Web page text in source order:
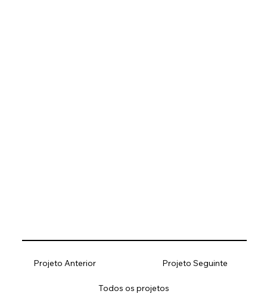
Projeto Anterior
Todos os projetos
Projeto Seguinte